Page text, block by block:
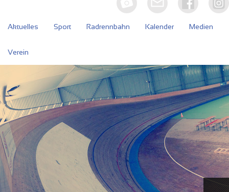
Aktuelles Sport Radrennbahn Kalender Medien
Verein